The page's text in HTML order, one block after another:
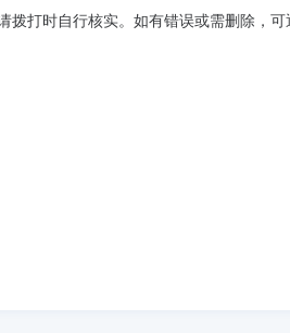
拨打时自行核实。如有错误或需删除，